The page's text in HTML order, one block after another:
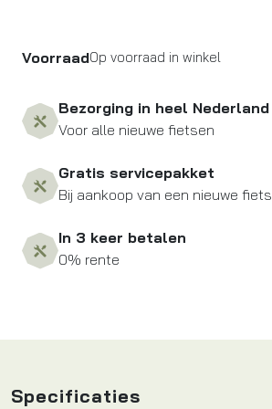
VoorraadOp voorraad in winkel
Bezorging in heel Nederland
Voor alle nieuwe fietsen
Gratis servicepakket
Bij aankoop van een nieuwe fiets
In 3 keer betalen
0% rente
Specificaties